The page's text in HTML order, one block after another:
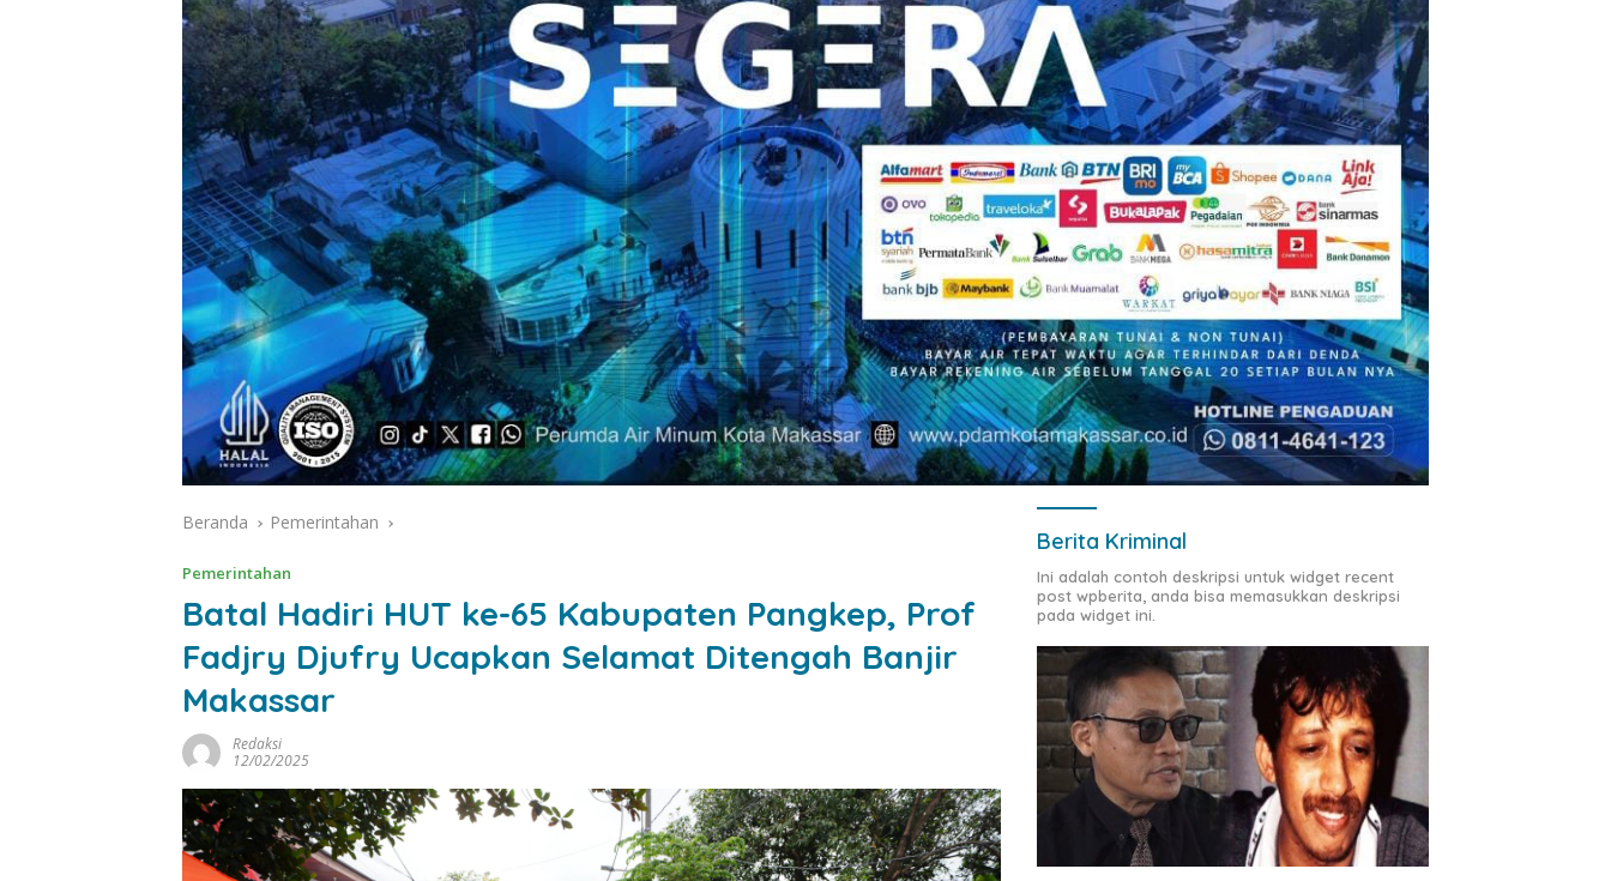
Beranda Pemerintahan
Pemerintahan
Batal Hadiri HUT ke-65 Kabupaten Pangkep, Prof
Fadjry Djufry Ucapkan Selamat Ditengah Banjir
Makassar
Redaksi
12/02/2025
Berita Kriminal
Ini adalah contoh deskripsi untuk widget recent
post wpberita, anda bisa memasukkan deskripsi
pada widget ini.